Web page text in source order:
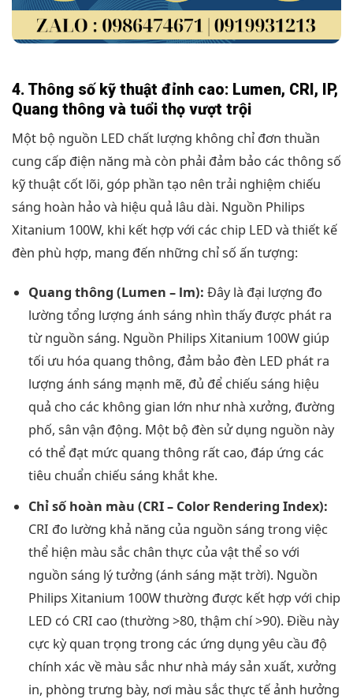
4. Thông số kỹ thuật đỉnh cao: Lumen, CRI, IP,
Quang thông và tuổi thọ vượt trội
Một bộ nguồn LED chất lượng không chỉ đơn thuần
cung cấp điện năng mà còn phải đảm bảo các thông số
kỹ thuật cốt lõi, góp phần tạo nên trải nghiệm chiếu
sáng hoàn hảo và hiệu quả lâu dài. Nguồn Philips
Xitanium 100W, khi kết hợp với các chip LED và thiết kế
đèn phù hợp, mang đến những chỉ số ấn tượng:
Quang thông (Lumen – lm): Đây là đại lượng đo
lường tổng lượng ánh sáng nhìn thấy được phát ra
từ nguồn sáng. Nguồn Philips Xitanium 100W giúp
tối ưu hóa quang thông, đảm bảo đèn LED phát ra
lượng ánh sáng mạnh mẽ, đủ để chiếu sáng hiệu
quả cho các không gian lớn như nhà xưởng, đường
phố, sân vận động. Một bộ đèn sử dụng nguồn này
có thể đạt mức quang thông rất cao, đáp ứng các
tiêu chuẩn chiếu sáng khắt khe.
Chỉ số hoàn màu (CRI – Color Rendering Index):
CRI đo lường khả năng của nguồn sáng trong việc
thể hiện màu sắc chân thực của vật thể so với
nguồn sáng lý tưởng (ánh sáng mặt trời). Nguồn
Philips Xitanium 100W thường được kết hợp với chip
LED có CRI cao (thường >80, thậm chí >90). Điều này
cực kỳ quan trọng trong các ứng dụng yêu cầu độ
chính xác về màu sắc như nhà máy sản xuất, xưởng
in, phòng trưng bày, nơi màu sắc thực tế ảnh hưởng